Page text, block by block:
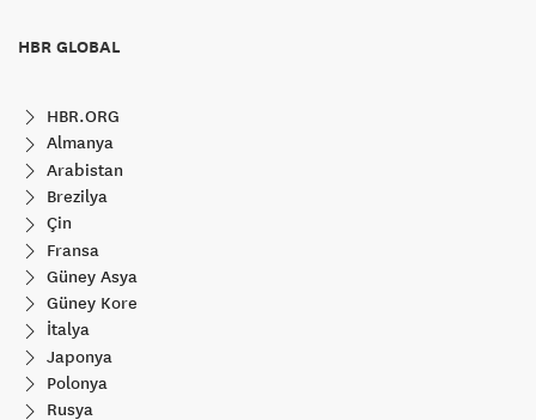
HBR GLOBAL
HBR.ORG
Almanya
Arabistan
Brezilya
Çin
Fransa
Güney Asya
Güney Kore
İtalya
Japonya
Polonya
Rusya